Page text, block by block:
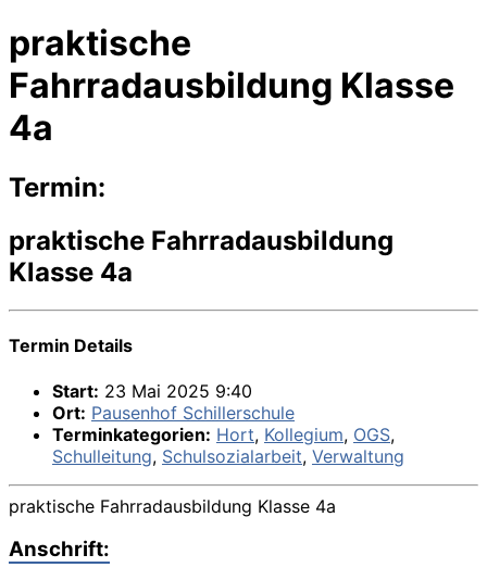
praktische
Fahrradausbildung Klasse
4a
Termin:
praktische Fahrradausbildung
Klasse 4a
Termin Details
Start: 23 Mai 2025 9:40
Ort: Pausenhof Schillerschule
Terminkategorien: Hort, Kollegium, OGS,
Schulleitung, Schulsozialarbeit, Verwaltung
praktische Fahrradausbildung Klasse 4a
Anschrift: